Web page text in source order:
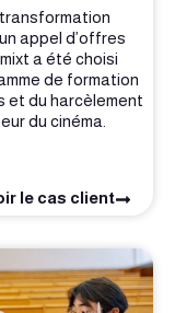
transformation
appel d’offres
a été choisi
de formation
et du harcèlement
du cinéma.
le cas client